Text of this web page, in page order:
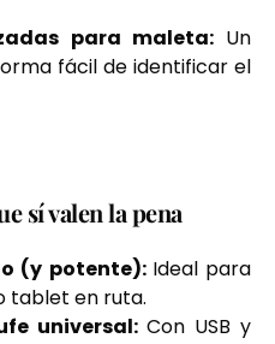
para maleta:Un
fácil de identificar el
sí valen la pena
(y potente): Ideal para
tablet en ruta.
universal:Con USB y